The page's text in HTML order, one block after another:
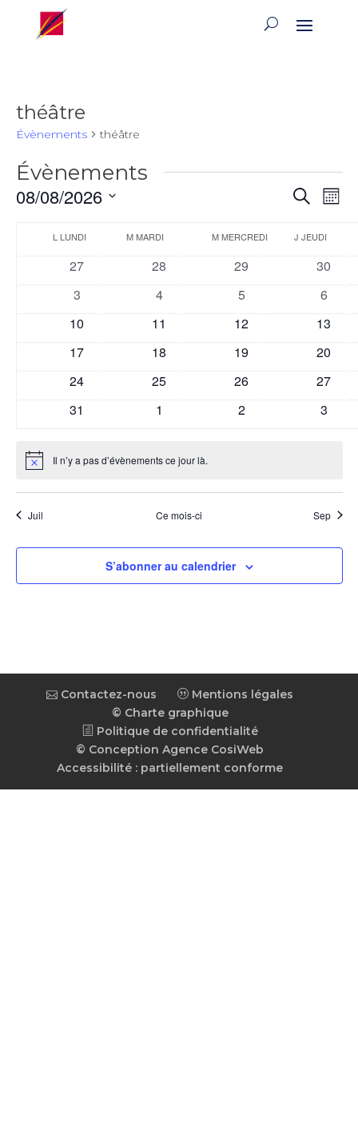
théâtre
Évènements théâtre
Évènements
vues
de
Mois
08/08/2026
Calendrier
Évènements
L LUNDI MMARDI MMERCREDI J JEUDI
0
27
0
28
0
29
0
30
0
3
0
4
0
5
0
6
0
10
0
11
0
12
0
13
0
17
0
18
0
19
0
20
0
24
0
25
0
26
0
27
0
31
0
1
0
2
0
3
Notice Il n’y a pas d’évènements ce jour là.
Juil Ce mois-ci Sep
S’abonner au calendrier
Contactez-nous
Mentions légales
© Charte graphique
Politique de confidentialité
© Conception Agence CosiWeb
Accessibilité : partiellement conforme